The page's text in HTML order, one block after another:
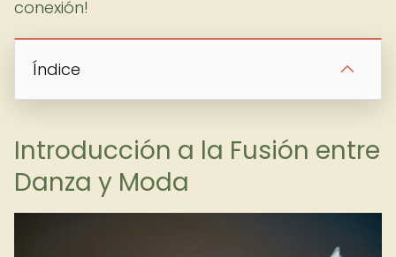
conexión!
Índice
Introducción a la Fusión entre
Danza y Moda